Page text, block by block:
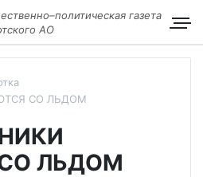
газета
АО
СО ЛЬДОМ
ЛЬДОМ